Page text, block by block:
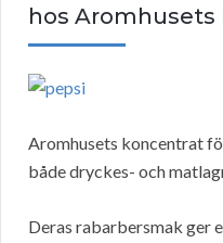
hos
Aromhusets koncentrat
både dryckes- och
Deras rabarbersmak ger